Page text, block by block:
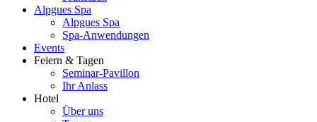
Alpgues Spa
Alpgues Spa
Spa-Anwendungen
Events
Feiern & Tagen
Seminar-Pavillon
Ihr Anlass
Hotel
Über uns